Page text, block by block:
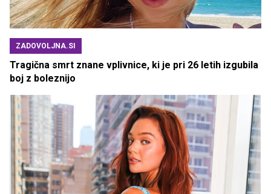
ZADOVOLJNA.SI
Tragična smrt znane vplivnice, ki je pri 26 letih izgubila
boj z boleznijo